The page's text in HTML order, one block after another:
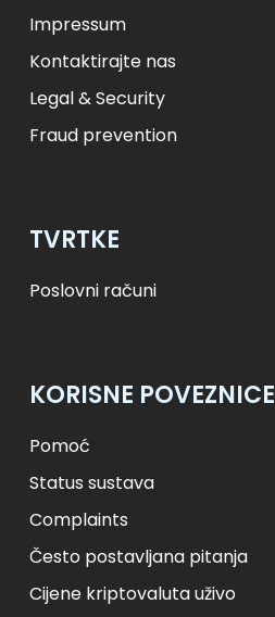
Impressum
Kontaktirajte nas
Legal & Security
Fraud prevention
TVRTKE
Poslovni računi
KORISNE POVEZNICE
Pomoć
Status sustava
Complaints
Često postavljana pitanja
Cijene kriptovaluta uživo